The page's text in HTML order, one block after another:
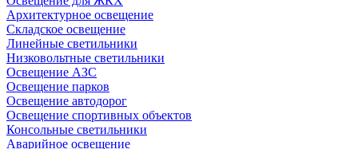
Архитектурное освещение
Складское освещение
Линейные светильники
Низковольтные светильники
Освещение АЗС
Освещение парков
Освещение автодорог
Освещение спортивных объектов
Консольные светильники
Аварийное освещение